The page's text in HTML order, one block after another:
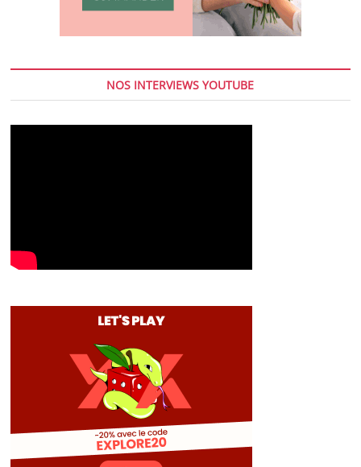
NOS INTERVIEWS YOUTUBE